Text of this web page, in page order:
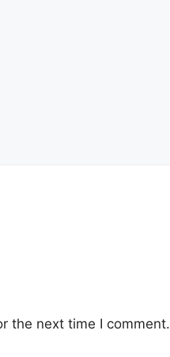
the next time I comment.